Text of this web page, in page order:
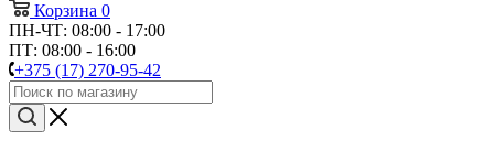
Корзина 0
ПН-ЧТ: 08:00 - 17:00
ПТ: 08:00 - 16:00
+375 (17) 270-95-42